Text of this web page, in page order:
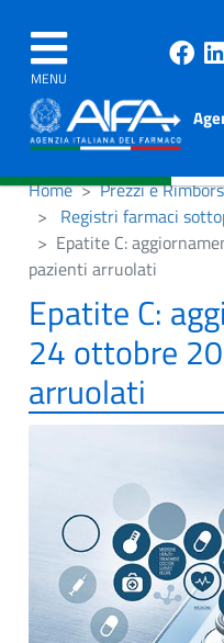
MENU
Home
Prezzi e
Registri farmaci
Epatite C:
pazienti arruolati
Epatite C:
24 ottobre
arruolati